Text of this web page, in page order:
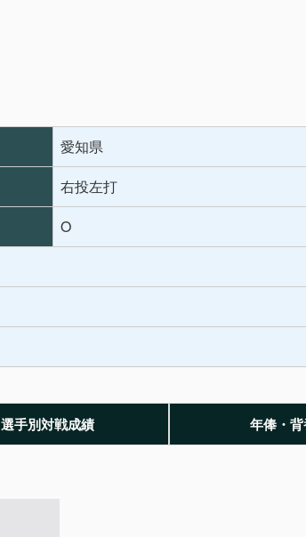
愛知県
右投左打
O
選手別対戦成績 年俸・